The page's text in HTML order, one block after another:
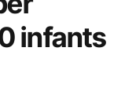
infants